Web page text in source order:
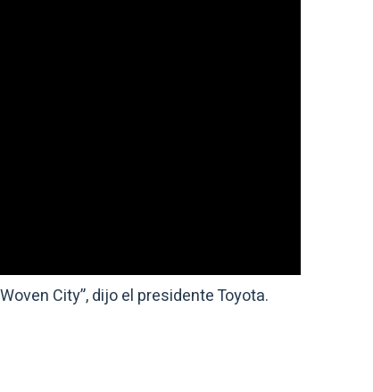
City”, dijo el presidente Toyota.